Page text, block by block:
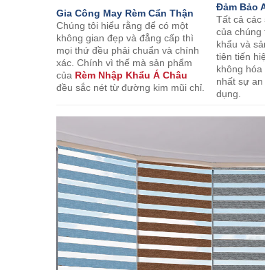
Gia Công May Rèm Cẩn Thận
Chúng tôi hiểu rằng để có một
không gian đẹp và đẳng cấp thì
mọi thứ đều phải chuẩn và chính
xác. Chính vì thế mà sản phẩm
của Rèm Nhập Khẩu Á Châu
đều sắc nét từ đường kim mũi chỉ.
Đảm Bảo
Tất cả các
của chúng
khẩu và
tiên tiến
không
nhất sự
dụng.